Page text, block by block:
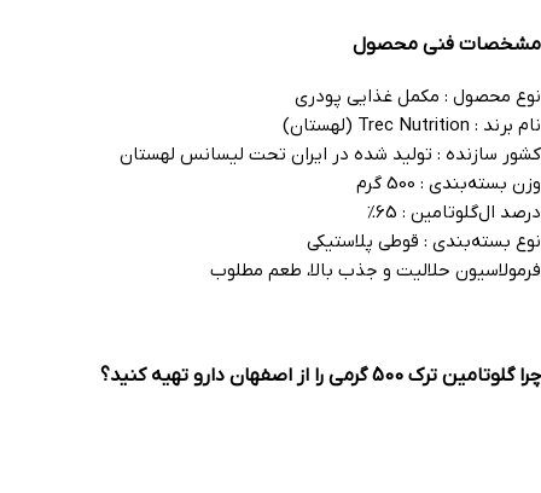
مشخصات فنی محصول
نوع محصول : مکمل غذایی پودری
نام برند : Trec Nutrition (لهستان)
کشور سازنده : تولید شده در ایران تحت لیسانس لهستان
وزن بسته‌بندی : 500 گرم
درصد ال‌گلوتامین : 65%
نوع بسته‌بندی : قوطی پلاستیکی
فرمولاسیون حلالیت و جذب بالا، طعم مطلوب
چرا گلوتامین ترک 500 گرمی را از اصفهان دارو تهیه کنید؟